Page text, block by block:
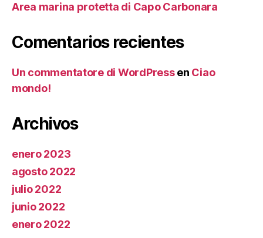
Area marina protetta di Capo Carbonara
Comentarios recientes
Un commentatore di WordPressen Ciao
mondo!
Archivos
enero 2023
agosto 2022
julio 2022
junio 2022
enero 2022